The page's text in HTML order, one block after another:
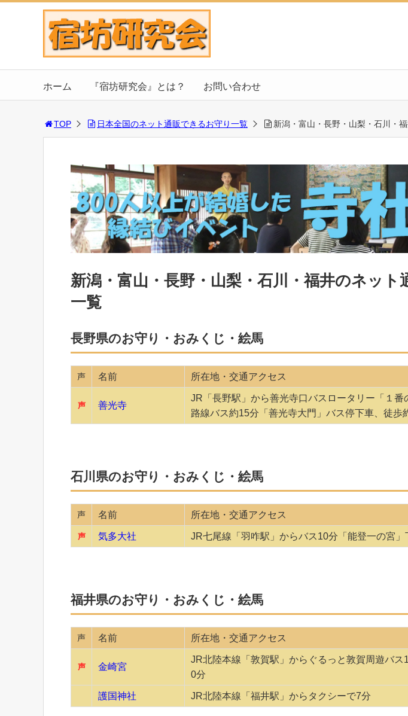
ホーム 『宿坊研究会』とは？ お問い合わせ
TOP 日本全国のネット通販できるお守り一覧 新潟・富山・長野・山梨・石川・
新潟・富山・長野・山梨・石川・福井のネット
一覧
長野県のお守り・おみくじ・絵馬
声 名前 所在地・交通アクセス
声 善光寺
JR「長野駅」から善光寺口バスロータリー「１番
路線バス約15分「善光寺大門」バス停下車、徒歩
石川県のお守り・おみくじ・絵馬
声 名前 所在地・交通アクセス
声 気多大社 JR七尾線「羽咋駅」からバス10分「能登一の宮」
福井県のお守り・おみくじ・絵馬
声 名前 所在地・交通アクセス
声 金崎宮
JR北陸本線「敦賀駅」からぐるっと敦賀周遊バ
0分
護国神社 JR北陸本線「福井駅」からタクシーで7分